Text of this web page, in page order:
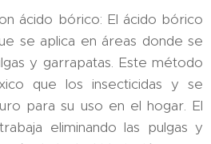
ácido bórico: El ácido bórico
se aplica en áreas donde se
y garrapatas. Este método
que los insecticidas y se
para su uso en el hogar. El
eliminando las pulgas y